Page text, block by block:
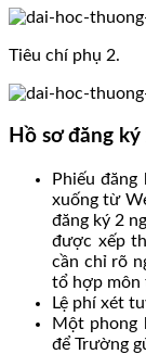
Tiêu chí phụ 2.
Hồ sơ đăng
Phiếu
xuống từ
đăng ký 2
được xếp
cần chỉ rõ
tổ hợp môn
Lệ phí xét
Một phong
để Trường